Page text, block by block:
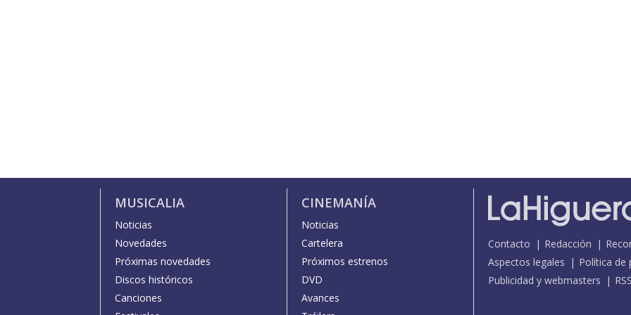
MUSICALIA
Noticias
Novedades
Próximas novedades
Discos históricos
Canciones
CINEMANÍA
Noticias
Cartelera
Próximos estrenos
DVD
Avances
Contacto Redacción
Aspectos legales
Política de
Publicidad y webmasters